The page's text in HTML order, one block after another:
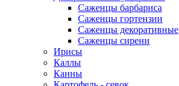
Саженцы барбариса
Саженцы гортензии
Саженцы декоративные
Саженцы сирени
Ирисы
Каллы
Канны